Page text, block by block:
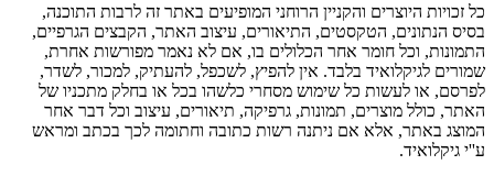
כל זכויות היוצרים והקניין הרוחני המופיעים באתר זה לרבות התוכנה,
בסיס הנתונים, הטקסטים, התיאורים, עיצוב האתר, הקבצים הגרפיים,
התמונות, וכל חומר אחר הכלולים בו, אם לא נאמר מפורשות אחרת,
שמורים לגיקלואיד בלבד. אין להפיץ, לשכפל, להעתיק, למכור, לשדר,
לפרסם, או לעשות כל שימוש מסחרי כלשהו בכל או בחלק מתכניו של
האתר, כולל מוצרים, תמונות, גרפיקה, תיאורים, עיצוב וכל דבר אחר
המוצג באתר, אלא אם ניתנה רשות כתובה וחתומה לכך בכתב ומראש
ע''י גיקלואיד.